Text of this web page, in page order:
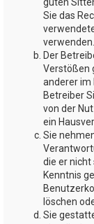
Sie das
verwenden.
Der
Verstößen
anderer im
Betreiber
von der
ein
Sie
die er
Kenntnis
löschen
Sie